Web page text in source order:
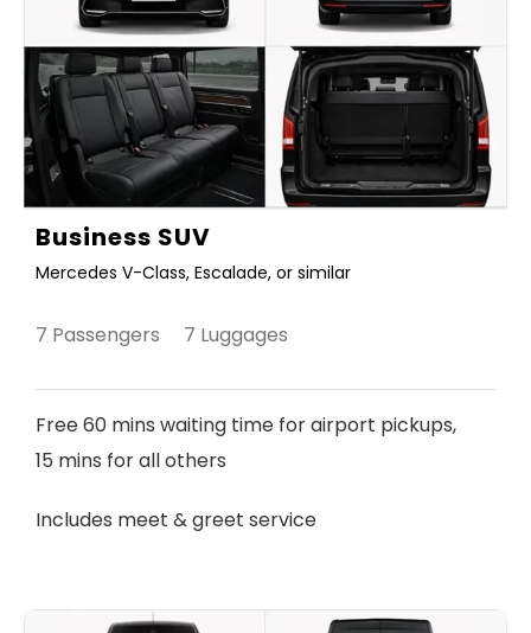
Business SUV
Mercedes V-Class, Escalade, or similar
7 Passengers 7 Luggages
Free 60 mins waiting time for airport pickups,
15 mins for all others
Includes meet & greet service